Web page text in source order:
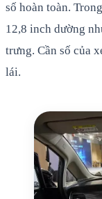
số hoàn toàn.
12,8 inch dường
trưng. Cần số của
lái.